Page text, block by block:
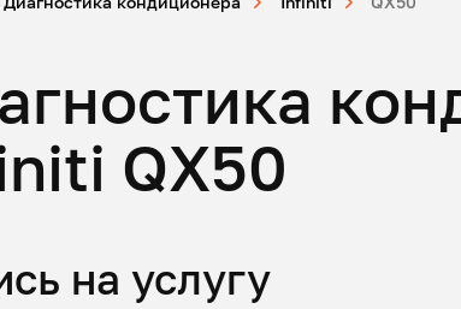
QX50
на услугу